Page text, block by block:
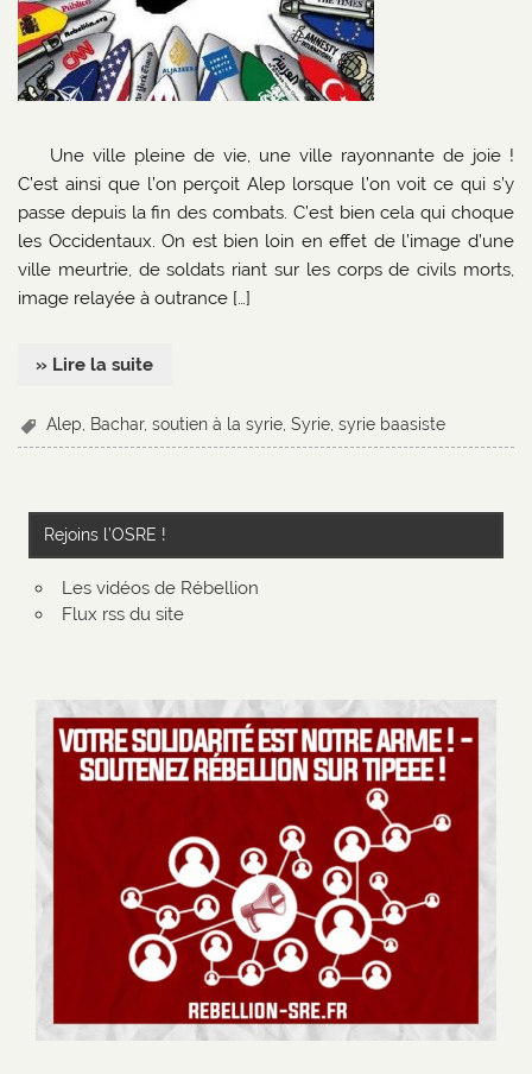
Une ville pleine de vie, une ville rayonnante de joie !
C’est ainsi que l’on perçoit Alep lorsque l’on voit ce qui s’y
passe depuis la fin des combats. C’est bien cela qui choque
les Occidentaux. On est bien loin en effet de l’image d’une
ville meurtrie, de soldats riant sur les corps de civils morts,
image relayée à outrance […]
» Lire la suite
Alep Bachar,soutien à la syrie ,Syrie ,syrie baasiste
Rejoins l’OSRE !
Les vidéos de Rébellion
Flux rss du site